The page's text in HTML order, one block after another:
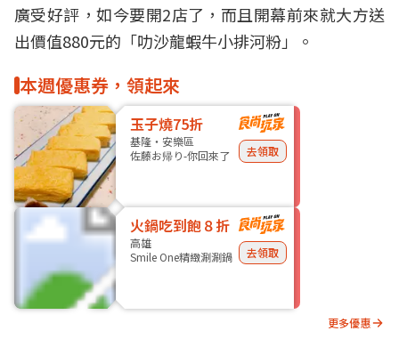
廣受好評，如今要開2店了，而且開幕前來就大方送
出價值880元的「叻沙龍蝦牛小排河粉」。
本週優惠券，領起來
玉子燒75折
基隆・安樂區
佐藤お帰り-你回來了
去領取
火鍋吃到飽８折
高雄
Smile One精緻涮涮鍋
去領取
更多優惠